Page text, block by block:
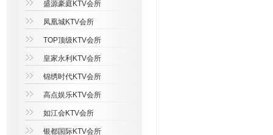
盛源豪庭KTV会所
凤凰城KTV会所
TOP顶级KTV会所
皇家永利KTV会所
锦绣时代KTV会所
高点娱乐KTV会所
如江会KTV会所
银都国际KTV会所